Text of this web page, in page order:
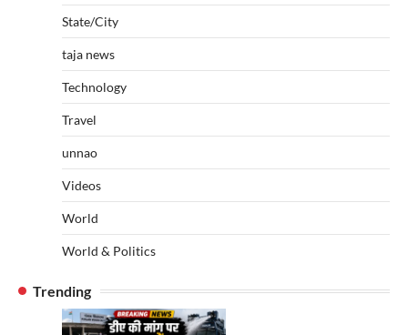
State/City
taja news
Technology
Travel
unnao
Videos
World
World & Politics
Trending